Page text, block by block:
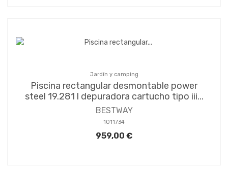
Jardín y camping
Piscina rectangular desmontable power
steel 19.281 l depuradora cartucho tipo iii...
BESTWAY
1011734
959,00 €